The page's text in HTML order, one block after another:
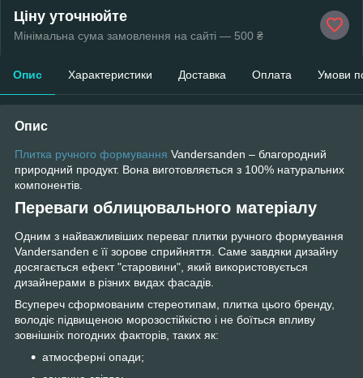
Ціну уточнюйте
Мінімальна сума замовлення на сайті — 500 ₴
Опис Характеристики Доставка Оплата Умови
Опис
Плитка ручного формування Vandersanden – благородний
природний продукт. Вона виготовляється з 100% натуральних
компонентів.
Переваги облицювального матеріалу
Одним з найважливіших переваг плитки ручного формування
Vandersanden є її зорове сприйняття. Саме завдяки дизайну
досягається ефект "старовини", який використовується
дизайнерами в різних видах фасадів.
Всупереч сформованим стереотипам, плитка цього бренду,
володіє підвищеною морозостійкістю і не боїться впливу
зовнішніх погодних факторів, таких як:
атмосферні опади;